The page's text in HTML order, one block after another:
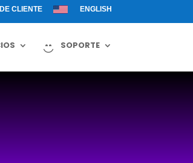
CLIENTE ENGLISH
SOPORTE